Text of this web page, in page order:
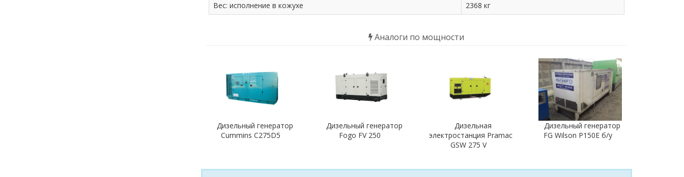
Вес: исполнение в кожухе
2368 кг
Аналоги по мощности
Дизельный генератор
Cummins C275D5
Дизельный генератор
Fogo FV 250
Дизельная
электростанция Pramac
GSW 275 V
Дизельный генератор
FG Wilson P150E б/у